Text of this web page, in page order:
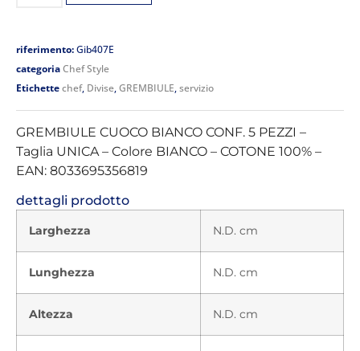
riferimento:Gib407E
categoriaChef Style
Etichettechef, Divise,GREMBIULE,servizio
GREMBIULE CUOCO BIANCO CONF. 5 PEZZI –
Taglia UNICA – Colore BIANCO – COTONE 100% –
EAN: 8033695356819
dettagli prodotto
Larghezza N.D. cm
Lunghezza N.D. cm
Altezza N.D. cm